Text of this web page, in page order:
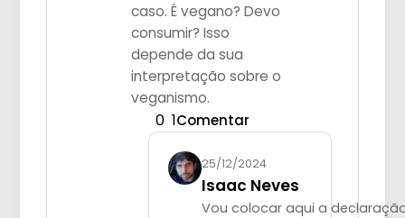
caso. É vegano? Devo
consumir? Isso
depende da sua
interpretação sobre o
veganismo.
0 1Comentar
25/12/2024
Isaac Neves
Vou colocar aqui a